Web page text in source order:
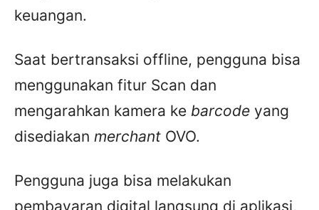
keuangan.
Saat bertransaksi offline, pengguna bisa
menggunakan fitur Scan dan
mengarahkan kamera ke barcode yang
disediakan merchant OVO.
Pengguna juga bisa melakukan
pembayaran digital langsung di aplikasi,